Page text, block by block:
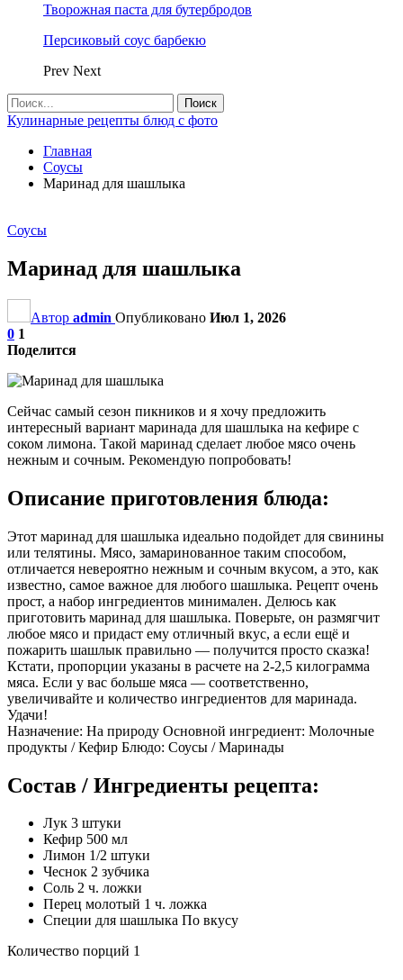
Творожная паста для бутербродов
Персиковый соус барбекю
Prev Next
Кулинарные рецепты блюд с фото
Главная
Соусы
Маринад для шашлыка
Соусы
Маринад для шашлыка
Автор admin Опубликовано Июл 1, 2026
0 1
Поделится
Сейчас самый сезон пикников и я хочу предложить
интересный вариант маринада для шашлыка на кефире с
соком лимона. Такой маринад сделает любое мясо очень
нежным и сочным. Рекомендую попробовать!
Описание приготовления блюда:
Этот маринад для шашлыка идеально подойдет для свинины
или телятины. Мясо, замаринованное таким способом,
отличается невероятно нежным и сочным вкусом, а это, как
известно, самое важное для любого шашлыка. Рецепт очень
прост, а набор ингредиентов минимален. Делюсь как
приготовить маринад для шашлыка. Поверьте, он размягчит
любое мясо и придаст ему отличный вкус, а если ещё и
пожарить шашлык правильно — получится просто сказка!
Кстати, пропорции указаны в расчете на 2-2,5 килограмма
мяса. Если у вас больше мяса — соответственно,
увеличивайте и количество ингредиентов для маринада.
Удачи!
Назначение: На природу Основной ингредиент: Молочные
продукты / Кефир Блюдо: Соусы / Маринады
Состав / Ингредиенты рецепта:
Лук 3 штуки
Кефир 500 мл
Лимон 1/2 штуки
Чеснок 2 зубчика
Соль 2 ч. ложки
Перец молотый 1 ч. ложка
Специи для шашлыка По вкусу
Количество порций 1